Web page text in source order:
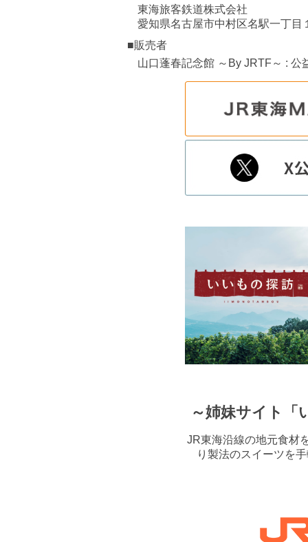
東海旅客鉄道株式会社
愛知県名古屋市中村区名駅一丁目
■販売者
山口蓬春記念館 ～By JRTF～ : 公
～姉妹サイト「
JR東海沿線の地元食材
り製法のスイーツを